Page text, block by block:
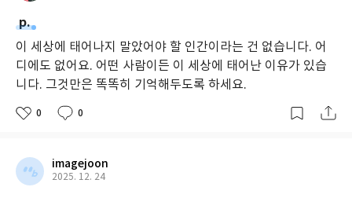
다. 정말로 우리 주변에 있을 법한 사람들의 모습과 그들의 이야기를
읽고 있다 보면 어느새 마음속 어딘가에서 감동이 툭, 하고 번져오
게 될 것이다.
p.
이 세상에 태어나지 말았어야 할 인간이라는 건 없습니다. 어
디에도 없어요. 어떤 사람이든 이 세상에 태어난 이유가 있습
니다. 그것만은 똑똑히 기억해두도록 하세요.
0 0
imagejoon
2025. 12. 24